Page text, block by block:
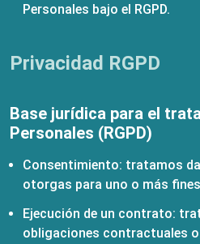
Personales bajo el RGPD.
Privacidad RGPD
Base jurídica para el
Personales (RGPD)
Consentimiento: tratamos
otorgas para uno o más
Ejecución de un contrato:
obligaciones contractuales